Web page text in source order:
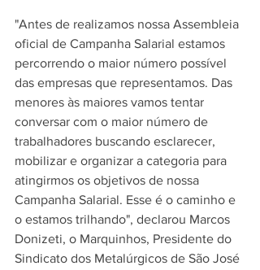
"Antes de realizamos nossa Assembleia
oficial de Campanha Salarial estamos
percorrendo o maior número possível
das empresas que representamos. Das
menores às maiores vamos tentar
conversar com o maior número de
trabalhadores buscando esclarecer,
mobilizar e organizar a categoria para
atingirmos os objetivos de nossa
Campanha Salarial. Esse é o caminho e
o estamos trilhando", declarou Marcos
Donizeti, o Marquinhos, Presidente do
Sindicato dos Metalúrgicos de São José